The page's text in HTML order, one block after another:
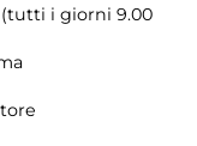
i giorni 9.00